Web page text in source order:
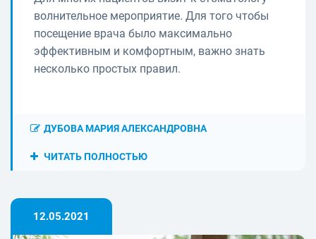
волнительное мероприятие. Для того чтобы
посещение врача было максимально
эффективным и комфортным, важно знать
несколько простых правил.
ДУБОВА МАРИЯ АЛЕКСАНДРОВНА
ЧИТАТЬ ПОЛНОСТЬЮ
12.05.2021